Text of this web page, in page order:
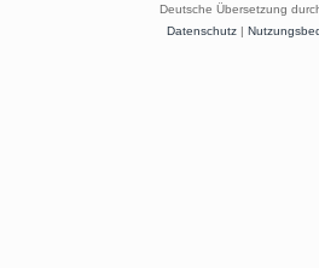
Deutsche Übersetzung
Datenschutz|